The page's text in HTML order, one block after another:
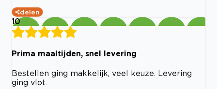
delen
10
Prima maaltijden, snel levering
Bestellen ging makkelijk, veel keuze. Levering
ging vlot.